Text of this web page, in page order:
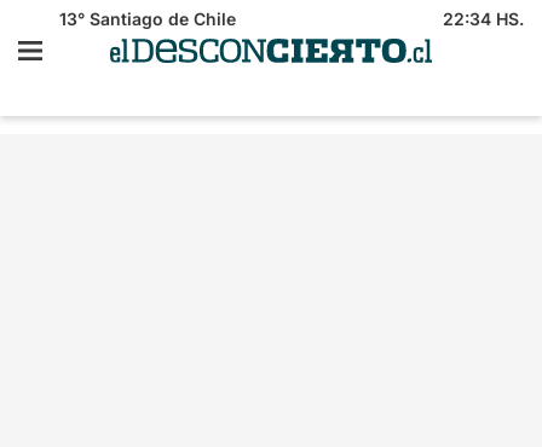
13° Santiago de Chile 22:34 HS.